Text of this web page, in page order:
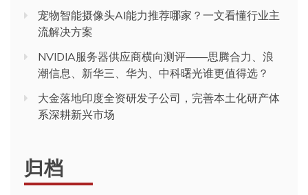
宠物智能摄像头AI能力推荐哪家？一文看懂行业主
流解决方案
NVIDIA服务器供应商横向测评——思腾合力、浪
潮信息、新华三、华为、中科曙光谁更值得选？
大金落地印度全资研发子公司，完善本土化研产体
系深耕新兴市场
归档